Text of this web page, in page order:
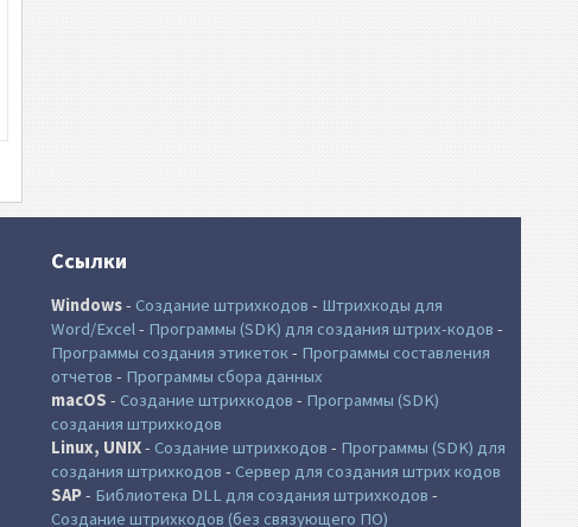
Ссылки
Windows- Создание штрихкодов - Штрихкоды для
Word/Excel- Программы (SDK) для создания штрих-кодов -
Программы создания этикеток- Программы составления
отчетов - Программы сбора данных
macOS - Создание штрихкодов - Программы (SDK)
создания штрихкодов
Linux, UNIX- Создание штрихкодов - Программы (SDK) для
создания штрихкодов - Сервер для создания штрих кодов
SAP- Библиотека DLL для создания штрихкодов -
Создание штрихкодов (без связующего ПО)